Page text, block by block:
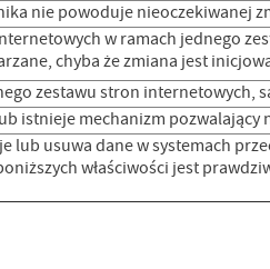
nie powoduje nieoczekiwanej
w ramach jednego
chyba że zmiana jest
zestawu stron internetowych,
istnieje mechanizm pozwalający
usuwa dane w systemach
właściwości jest